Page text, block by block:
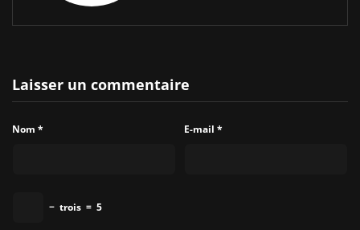
Laisser un commentaire
Nom * E-mail *
− trois = 5